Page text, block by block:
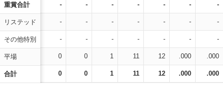
重賞合計
リステッド
その他特別
平場
合計
- - - - - - -
- - - - - - -
- - - - - - -
0 0 1 11 12 .000 .000
0 0 1 11 12 .000 .000